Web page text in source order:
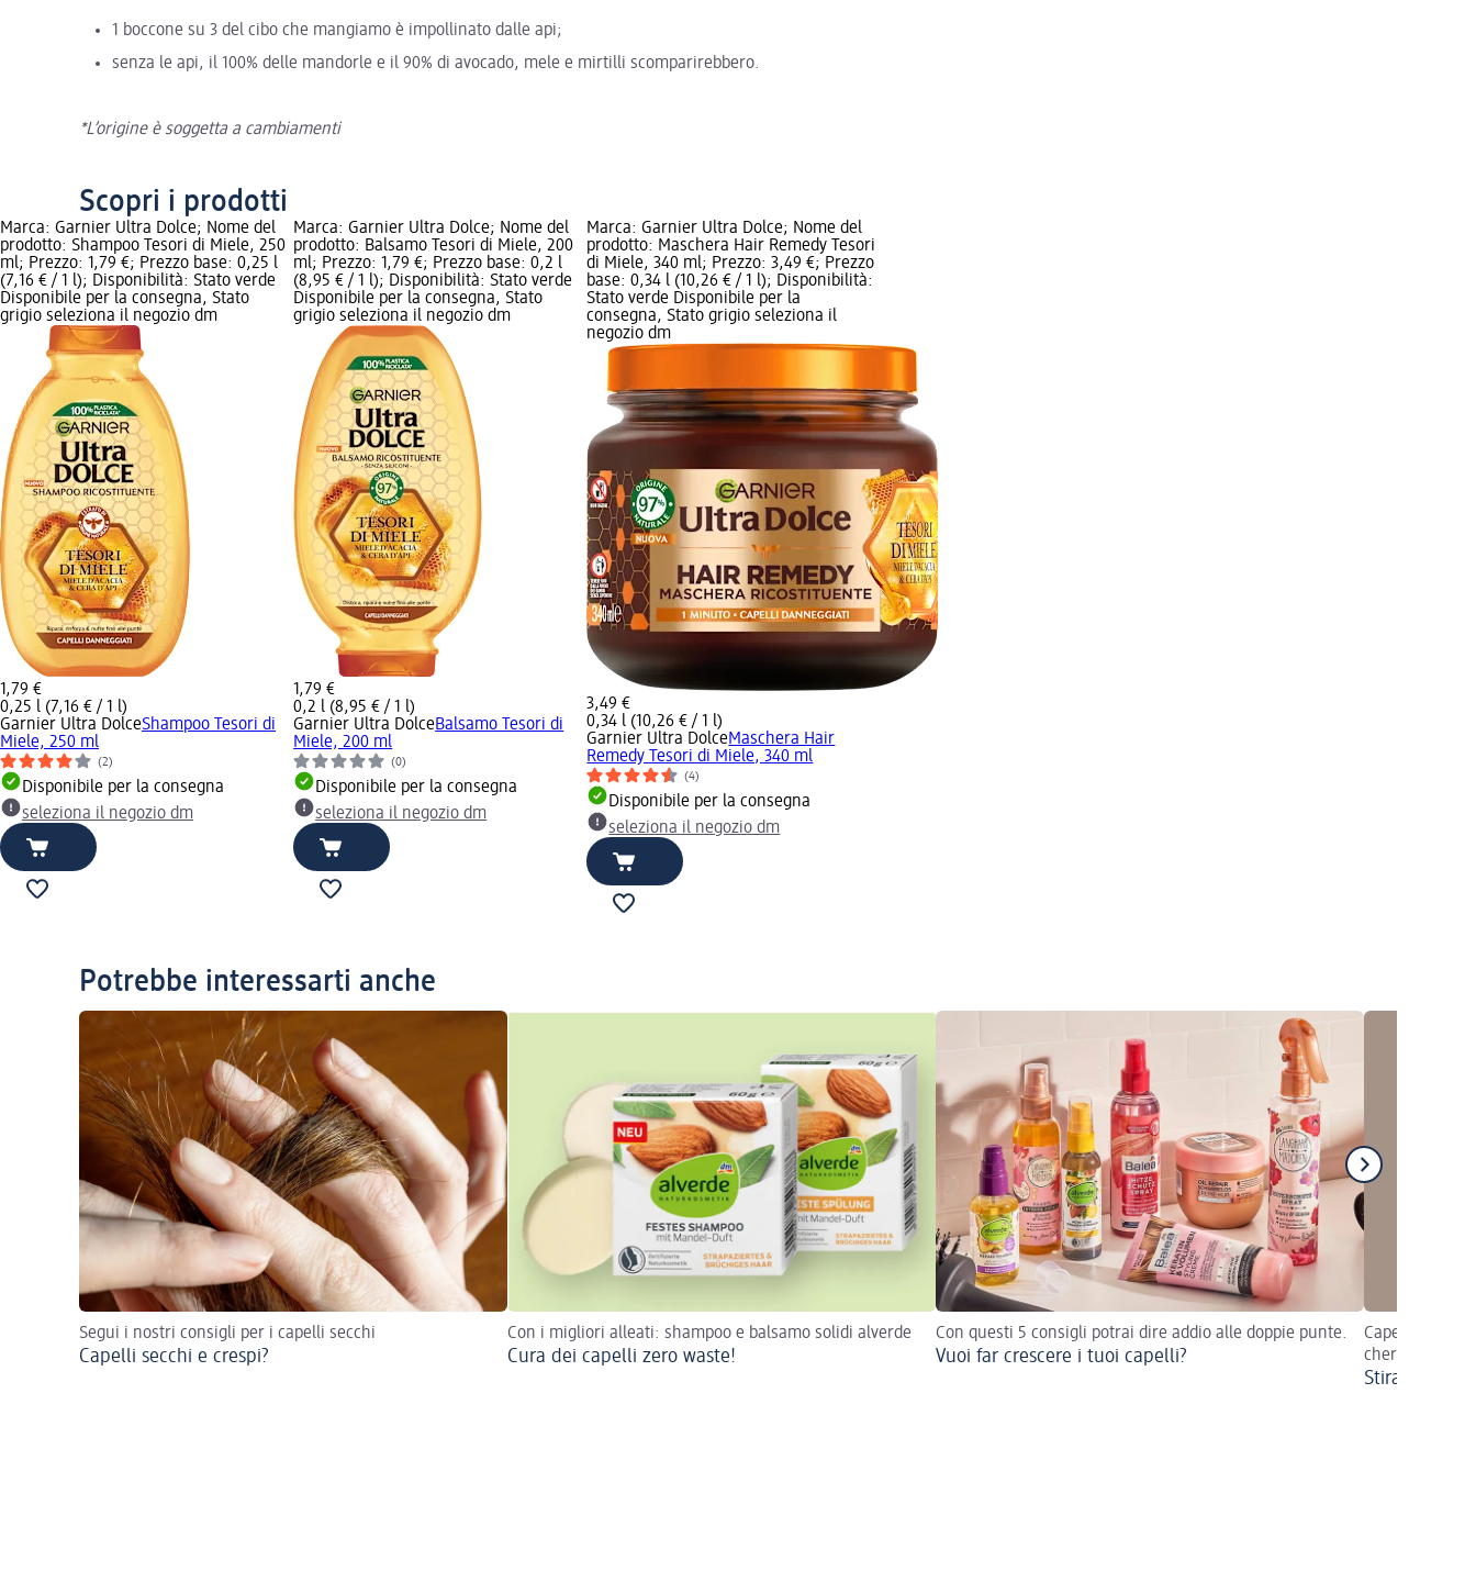
1 boccone su 3 del cibo che mangiamo è impollinato dalle api;
senza le api, il 100% delle mandorle e il 90% di avocado, mele e mirtilli scomparirebbero.
*L’origine è soggetta a cambiamenti
Scopri i prodotti
Marca: Garnier Ultra Dolce; Nome del
prodotto: Shampoo Tesori di Miele, 250
ml; Prezzo: 1,79 €; Prezzo base: 0,25 l
(7,16 € / 1 l); Disponibilità: Stato verde
Disponibile per la consegna, Stato
grigio seleziona il negozio dm
1,79 €
0,25 l (7,16 € / 1 l)
Garnier Ultra DolceShampoo Tesori di
Miele, 250 ml
(2)
Disponibile per la consegna
seleziona il negozio dm
Marca: Garnier Ultra Dolce; Nome del
prodotto: Balsamo Tesori di Miele, 200
ml; Prezzo: 1,79 €; Prezzo base: 0,2 l
(8,95 € / 1 l); Disponibilità: Stato verde
Disponibile per la consegna, Stato
grigio seleziona il negozio dm
1,79 €
0,2 l (8,95 € / 1 l)
Garnier Ultra DolceBalsamo Tesori di
Miele, 200 ml
(0)
Disponibile per la consegna
seleziona il negozio dm
Marca: Garnier Ultra Dolce; Nome del
prodotto: Maschera Hair Remedy Tesori
di Miele, 340 ml; Prezzo: 3,49 €; Prezzo
base: 0,34 l (10,26 € / 1 l); Disponibilità:
Stato verde Disponibile per la
consegna, Stato grigio seleziona il
negozio dm
3,49 €
0,34 l (10,26 € / 1 l)
Garnier Ultra DolceMaschera Hair
Remedy Tesori di Miele, 340 ml
(4)
Disponibile per la consegna
seleziona il negozio dm
Potrebbe interessarti anche
Segui i nostri consigli per i capelli secchi
Capelli secchi e crespi?
Con i migliori alleati: shampoo e balsamo solidi alverde
Cura dei capelli zero waste!
Con questi 5 consigli potrai dire addio alle doppie punte.
Vuoi far crescere i tuoi capelli?
Capelli
cheratina
Stiratura